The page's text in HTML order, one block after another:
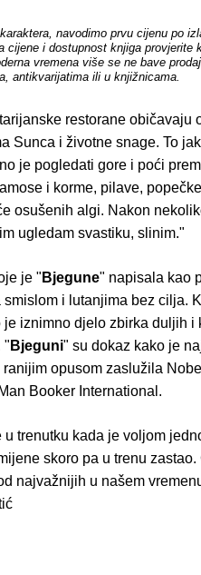
navodimo prvu cijenu po
cijene i dostupnost knjiga provjerite
vremena više se ne bave
antikvarijatima ili u knjižnicama.
restorane običavaju
Sunca i životne snage. To
je pogledati gore i poći
i korme, pilave,
osušenih algi. Nakon
ugledam svastiku, slinim."
je " Bjegune" napisala kao
i lutanjima bez cilja.
iznimno djelo zbirka duljih i
" Bjeguni" su dokaz kako je
opusom zaslužila
Booker International.
trenutku kada je voljom
skoro pa u trenu
najvažnijih u našem